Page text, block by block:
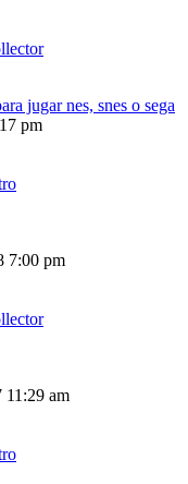
jugar nes, snes o sega
pm
7:00 pm
11:29 am